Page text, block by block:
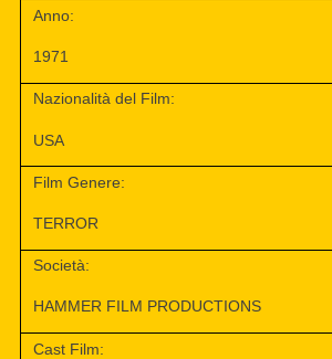
Anno:
1971
Nazionalità del Film:
USA
Film Genere:
TERROR
Società:
HAMMER FILM PRODUCTIONS
Cast Film: